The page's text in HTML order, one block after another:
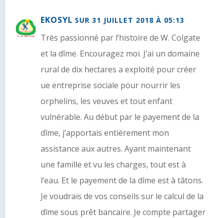
EKOSYL SUR 31 JUILLET 2018 À 05:13
Très passionné par l’histoire de W. Colgate
et la dîme. Encouragez moi. J’ai un domaine
rural de dix hectares a exploité pour créer
ue entreprise sociale pour nourrir les
orphelins, les veuves et tout enfant
vulnérable. Au début par le payement de la
dîme, j’apportais entièrement mon
assistance aux autres. Ayant maintenant
une famille et vu les charges, tout est à
l’eau. Et le payement de la dîme est à tâtons.
Je voudrais de vos conseils sur le calcul de la
dîme sous prêt bancaire. Je compte partager